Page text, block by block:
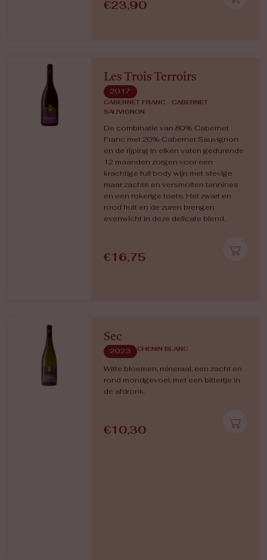
€23,90
Les Trois Terroirs
2017
CABERNET FRANC - CABERNET
SAUVIGNON
De combinatie van 80% Cabernet
Franc met 20% Cabernet Sauvignon
en de rijping in eiken vaten gedurende
12 maanden zorgen voor een
krachtige full body wijn met stevige
maar zachte en versmolten tannines
en een rokerige toets. Het zwart en
rood fruit en de zuren brengen
evenwicht in deze delicate blend.
€16,75
Sec
2023 CHENIN BLANC
Witte bloemen, mineraal, een zacht en
rond mondgevoel, met een bittertje in
de afdronk.
€10,30